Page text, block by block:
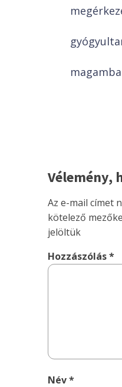
Vélemény,
Az e-mail címet
kötelező
jelöltük
Hozzászólás*
Név*